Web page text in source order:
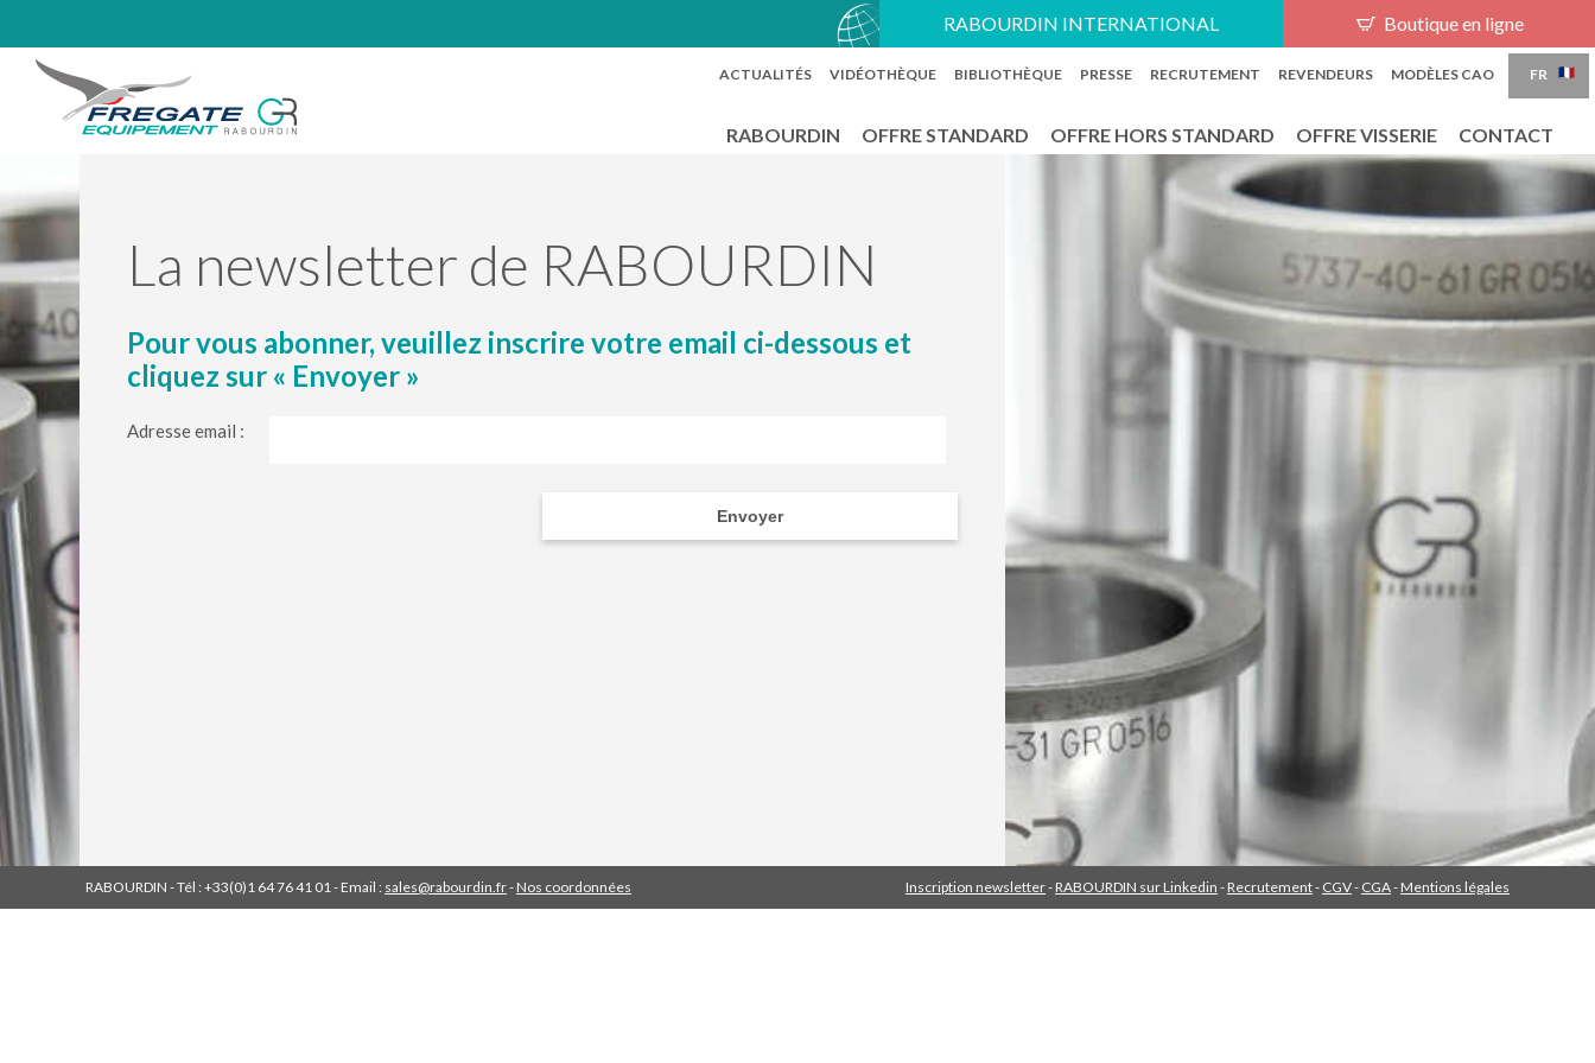
Boutique en ligne
RABOURDIN INTERNATIONAL
ACTUALITÉS VIDÉOTHÈQUE BIBLIOTHÈQUE PRESSE RECRUTEMENT REVENDEURS MODÈLES CAO FR
RABOURDIN OFFRE STANDARD OFFRE HORS STANDARD OFFRE VISSERIE CONTACT
La newsletter de RABOURDIN
Pour vous abonner, veuillez inscrire votre email ci-dessous et
cliquez sur « Envoyer »
Adresse email :
RABOURDIN - Tél : +33(0)1 64 76 41 01 - Email : sales@rabourdin.fr- Nos coordonnées Inscription newsletter RABOURDIN sur Linkedin Recrutement CGV CGA Mentions légales